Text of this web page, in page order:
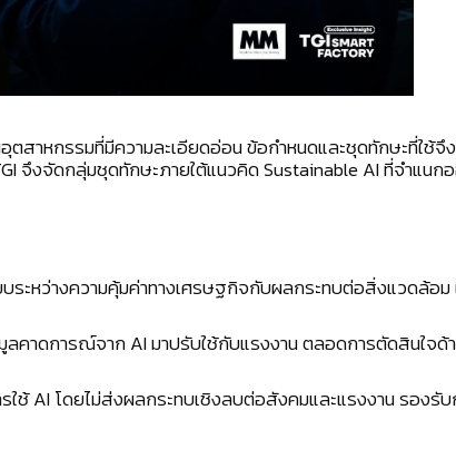
ตสาหกรรมที่มีความละเอียดอ่อน ข้อกำหนดและชุดทักษะที่ใช้จึ
จึงจัดกลุ่มชุดทักษะภายใต้แนวคิด Sustainable AI ที่จำแนก
ระหว่างความคุ้มค่าทางเศรษฐกิจกับผลกระทบต่อสิ่งแวดล้อม
คาดการณ์จาก AI มาปรับใช้กับแรงงาน ตลอดการตัดสินใจด้
ช้ AI โดยไม่ส่งผลกระทบเชิงลบต่อสังคมและแรงงาน รองรั